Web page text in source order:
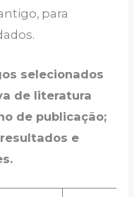
para
selecionados
de literatura
de publicação;
e